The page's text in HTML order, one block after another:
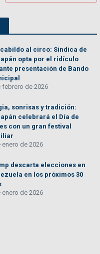
al circo: Síndica de
opta por el ridículo
presentación de Bando
febrero de 2026
sonrisas y tradición:
celebrará el Día de
con un gran festival
enero de 2026
descarta elecciones en
en los próximos 30
enero de 2026